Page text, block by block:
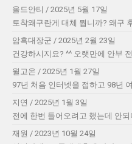
올드안티 / 2025년 5월 17일
토착왜구란게 대체 뭡니까? 왜구
암흑대장군 / 2025년 2월 23일
건강하시지요? ^^ 오랫만에 안부
윌고온 / 2025년 1월 27일
97년 처음 인터넷을 접하고 98년
지연 / 2025년 1월 3일
전에 한번 들어오려고 했는데 안되
재원 / 2023년 10월 24일